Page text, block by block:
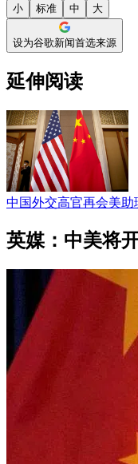
小 标准 中 大
设为谷歌新闻首选来源
延伸阅读
中国外交高官再会美
英媒：中美将